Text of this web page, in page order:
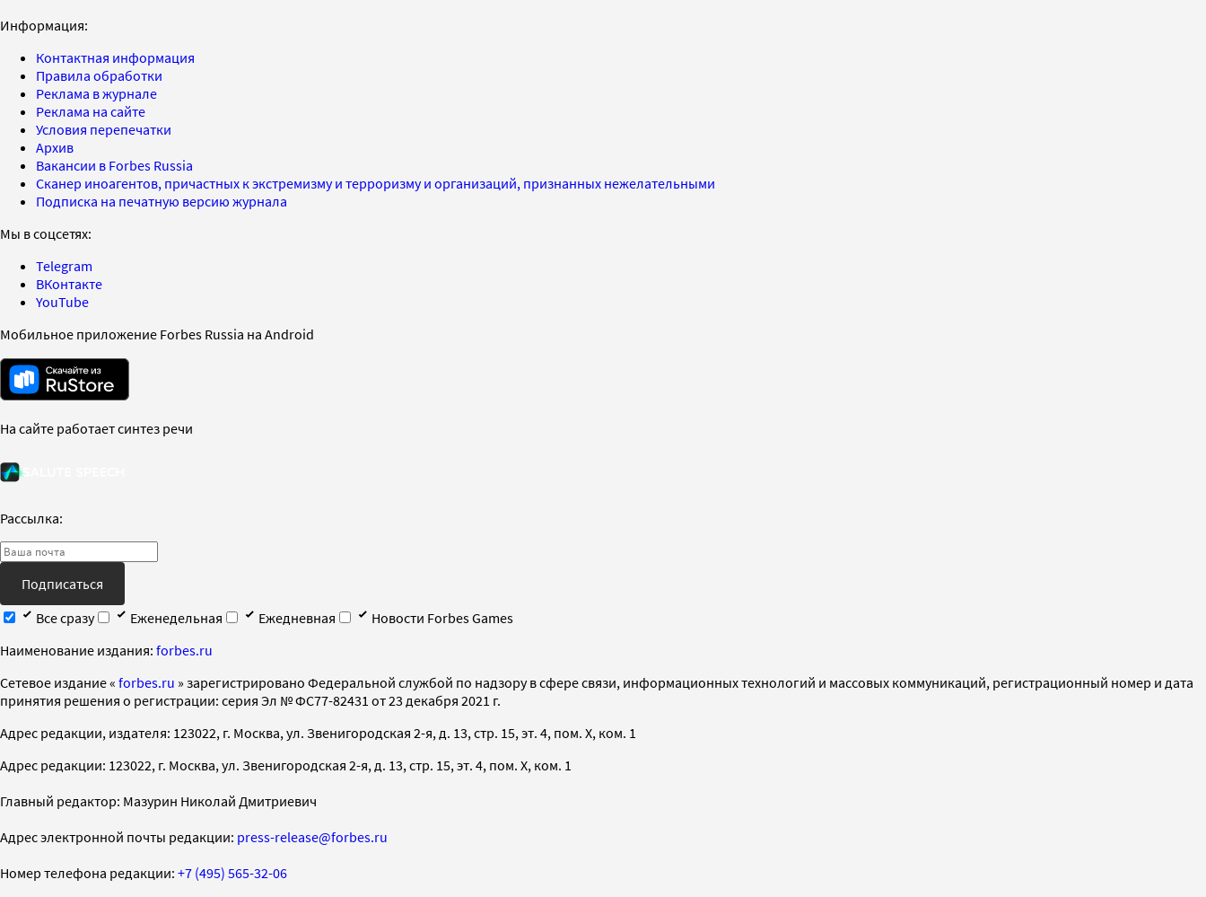
Информация:
Контактная информация
Правила обработки
Реклама в журнале
Реклама на сайте
Условия перепечатки
Архив
Вакансии в Forbes Russia
Сканер иноагентов, причастных к экстремизму и терроризму и организаций, признанных нежелательными
Подписка на печатную версию журнала
Мы в соцсетях:
Telegram
ВКонтакте
YouTube
Мобильное приложение Forbes Russia на Android
На сайте работает синтез речи
Рассылка:
Подписаться
Все сразу
Еженедельная Ежедневная
Новости Forbes Games
Наименование издания: forbes.ru
Cетевое издание « forbes.ru » зарегистрировано Федеральной службой по надзору в сфере связи, информационных технологий и массовых коммуникаций, регистрационный номер и дата
принятия решения о регистрации: серия Эл № ФС77-82431 от 23 декабря 2021 г.
Адрес редакции, издателя: 123022, г. Москва, ул. Звенигородская 2-я, д. 13, стр. 15, эт. 4, пом. X, ком. 1
Адрес редакции: 123022, г. Москва, ул. Звенигородская 2-я, д. 13, стр. 15, эт. 4, пом. X, ком. 1
Главный редактор: Мазурин Николай Дмитриевич
Адрес электронной почты редакции: press-release@forbes.ru
Номер телефона редакции: +7 (495) 565-32-06